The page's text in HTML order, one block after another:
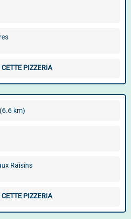
PIZZERIA
(6.6 km)
Raisins
PIZZERIA